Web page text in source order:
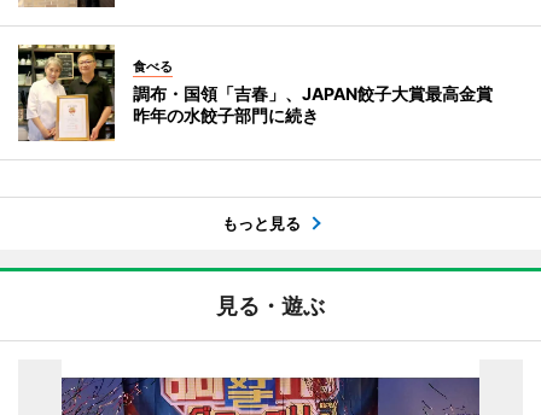
食べる
調布・国領「吉春」、JAPAN餃子大賞最高金賞
昨年の水餃子部門に続き
もっと見る
見る・遊ぶ